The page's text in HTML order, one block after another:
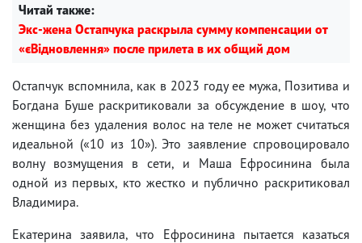
Читай также:
Экс-жена Остапчука раскрыла сумму компенсации от
«єВідновлення» после прилета в их общий дом
Остапчук вспомнила, как в 2023 году ее мужа, Позитива и
Богдана Буше раскритиковали за обсуждение в шоу, что
женщина без удаления волос на теле не может считаться
идеальной («10 из 10»). Это заявление спровоцировало
волну возмущения в сети, и Маша Ефросинина была
одной из первых, кто жестко и публично раскритиковал
Владимира.
Екатерина заявила, что Ефросинина пытается казаться